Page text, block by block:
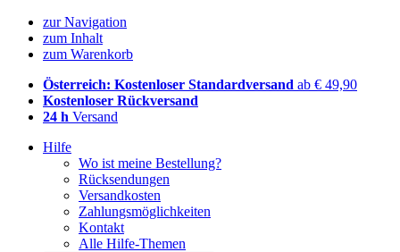
zur Navigation
zum Inhalt
zum Warenkorb
Österreich: Kostenloser Standardversand ab € 49,90
Kostenloser Rückversand
24 h Versand
Hilfe
Wo ist meine Bestellung?
Rücksendungen
Versandkosten
Zahlungsmöglichkeiten
Kontakt
Alle Hilfe-Themen